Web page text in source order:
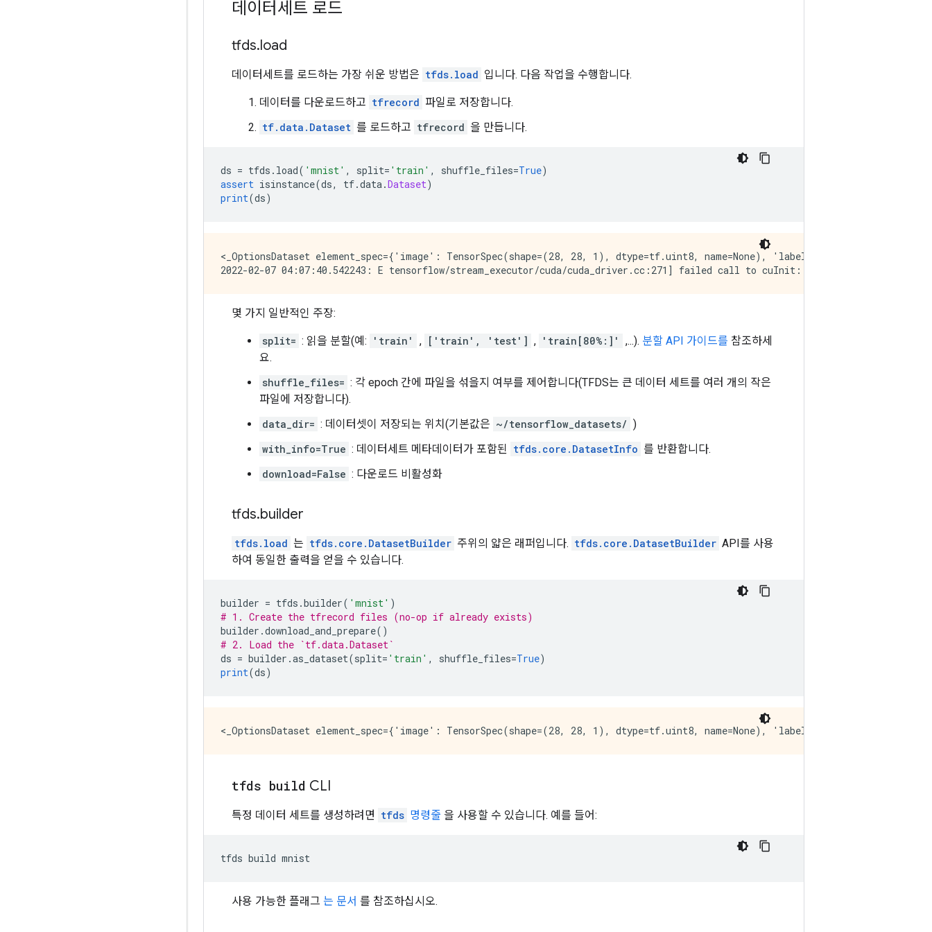
데이터세트 로드
tfds.load
데이터세트를 로드하는 가장 쉬운 방법은 tfds.load 입니다. 다음 작업을 수행합니다.
데이터를 다운로드하고 tfrecord 파일로 저장합니다.
tf.data.Dataset 를 로드하고 tfrecord 을 만듭니다.
ds = tfds . load( 'mnist' , split= 'train' , shuffle_files=True)
assert isinstance(ds, tf.data.Dataset)
print(ds)
<_OptionsDataset element_spec={'image': TensorSpec(shape=(28, 28, 1), dtype=tf.uint8, name=None), 'label':
몇 가지 일반적인 주장:
split= : 읽을 분할(예: 'train' , ['train', 'test'] , 'train[80%:]' ,...). 분할 API 가이드를 참조하세
요.
shuffle_files= : 각 epoch 간에 파일을 섞을지 여부를 제어합니다(TFDS는 큰 데이터 세트를 여러 개의 작은
파일에 저장합니다).
data_dir= : 데이터셋이 저장되는 위치(기본값은 ~/tensorflow_datasets/ )
with_info=True : 데이터세트 메타데이터가 포함된 tfds.core.DatasetInfo 를 반환합니다.
download=False : 다운로드 비활성화
tfds.builder
tfds.load 는 tfds.core.DatasetBuilder 주위의 얇은 래퍼입니다. tfds.core.DatasetBuilder API를 사용
하여 동일한 출력을 얻을 수 있습니다.
builder = tfds .builder( 'mnist' )
# 1. Create the tfrecord files (no-op if already exists)
builder .download_and_prepare()
# 2. Load the `tf.data.Dataset`
ds = builder .as_dataset(split= 'train' , shuffle_files=True)
print(ds)
tfds build CLI
특정 데이터 세트를 생성하려면 tfds 명령줄 을 사용할 수 있습니다. 예를 들어:
tfds build mnist
사용 가능한 플래그 는 문서 를 참조하십시오.